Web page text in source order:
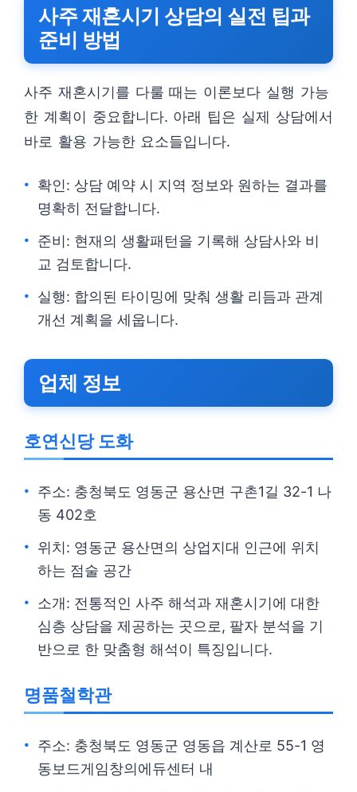
사주 재혼시기 상담의 실전 팁과
준비 방법
사주 재혼시기를 다룰 때는 이론보다 실행 가능
한 계획이 중요합니다. 아래 팁은 실제 상담에서
바로 활용 가능한 요소들입니다.
확인: 상담 예약 시 지역 정보와 원하는 결과를
명확히 전달합니다.
준비: 현재의 생활패턴을 기록해 상담사와 비
교 검토합니다.
실행: 합의된 타이밍에 맞춰 생활 리듬과 관계
개선 계획을 세웁니다.
업체 정보
호연신당 도화
주소: 충청북도 영동군 용산면 구촌1길 32-1 나
동 402호
위치: 영동군 용산면의 상업지대 인근에 위치
하는 점술 공간
소개: 전통적인 사주 해석과 재혼시기에 대한
심층 상담을 제공하는 곳으로, 팔자 분석을 기
반으로 한 맞춤형 해석이 특징입니다.
명품철학관
주소: 충청북도 영동군 영동읍 계산로 55-1 영
동보드게임창의에듀센터 내